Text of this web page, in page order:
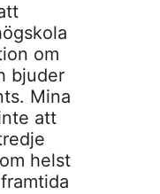
om
bjuder
Mina
att
helst